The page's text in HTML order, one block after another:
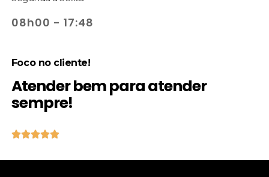
08h00 - 17:48
Foco no cliente!
Atender bem para atender
sempre!
